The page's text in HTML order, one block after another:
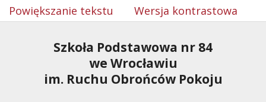
Powiększanie tekstu Wersja kontrastowa
Szkoła Podstawowa nr 84
we Wrocławiu
im. Ruchu Obrońców Pokoju